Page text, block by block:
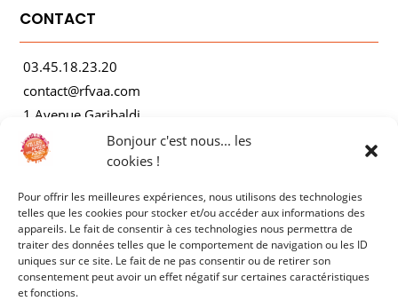
Bonjour c'est nous... les
cookies !
Pour offrir les meilleures expériences, nous utilisons des technologies
telles que les cookies pour stocker et/ou accéder aux informations des
appareils. Le fait de consentir à ces technologies nous permettra de
traiter des données telles que le comportement de navigation ou les ID
uniques sur ce site. Le fait de ne pas consentir ou de retirer son
consentement peut avoir un effet négatif sur certaines caractéristiques
et fonctions.
CONTACT
03.45.18.23.20
contact@rfvaa.com
1 Avenue Garibaldi
21000 Dijon
AUTRES
Mentions légales
Politiques de confidentialité